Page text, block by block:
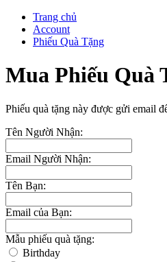
Trang chủ
Account
Phiếu Quà Tặng
Mua Phiếu Quà
Phiếu quà tặng này được gửi email
Tên Người Nhận:
Email Người Nhận:
Tên Bạn:
Email của Bạn:
Mẫu phiếu quà tặng:
Birthday